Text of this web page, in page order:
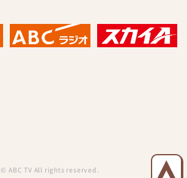
© ABC TV All rights reserved.